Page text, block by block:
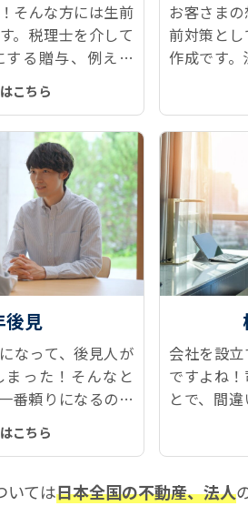
そんな方には生前
。税理士を介して
る贈与、例えば
「相続時精算課税
ます。
こちら
お客さま
前対策と
作成です
と、作っ
遺言書本
す。
後見
なって、後見人が
った！そんなと
番頼りになるのが
ならダントツに後
、経験がとても豊
こちら
会社を設
ですよね
とで、間
設立した
更や役員
いては日本全国の不動産、法人